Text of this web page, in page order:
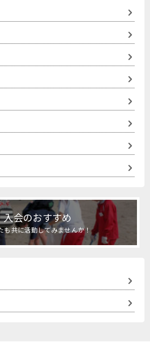
入会のおすすめ
も共に活動してみませんか！